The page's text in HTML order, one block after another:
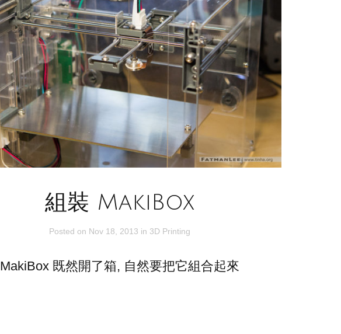
組裝 MakiBox
Posted on Nov 18, 2013 in 3D Printing
MakiBox 既然開了箱, 自然要把它組合起來